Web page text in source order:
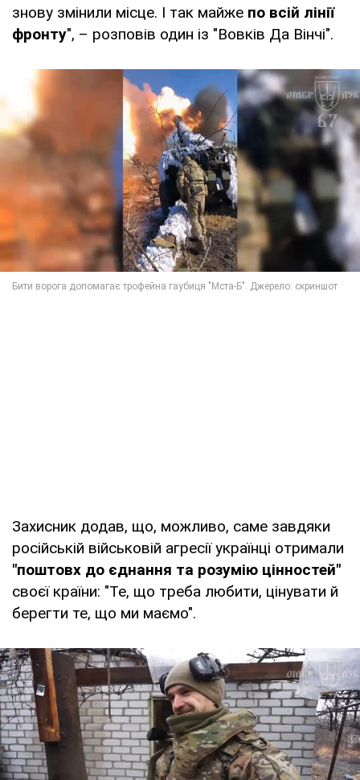
знову змінили місце. І так майже по всій лінії
фронту", – розповів один із "Вовків Да Вінчі".
Захисник додав, що, можливо, саме завдяки
російській військовій агресії українці отримали
"поштовх до єднання та розумію цінностей"
своєї країни: "Те, що треба любити, цінувати й
берегти те, що ми маємо".